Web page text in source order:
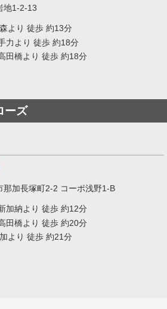
地1-2-13
より 徒歩 約13分
力より 徒歩 約18分
田橋より 徒歩 約18分
ーズ
那加長塚町2-2 コーポ浅野1-B
加納より 徒歩 約12分
田橋より 徒歩 約20分
より 徒歩 約21分